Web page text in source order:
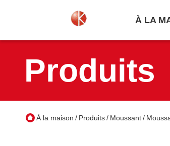
À LA
Produits
À la maison / Produits/ Moussant/